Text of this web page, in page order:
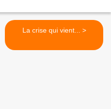
La crise qui vient... >